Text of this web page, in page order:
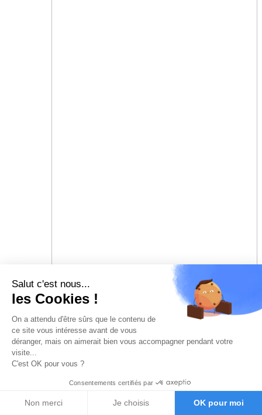
Salut c'est nous...
les Cookies !
On a attendu d'être sûrs que le contenu de
ce site vous intéresse avant de vous
déranger, mais on aimerait bien vous accompagner pendant votre
visite...
C'est OK pour vous ?
Consentements certifiés par
Non merci Je choisis OK pour moi